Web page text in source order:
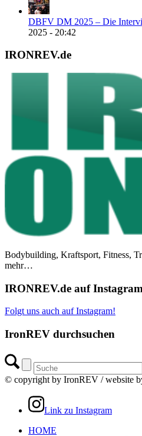
DBFV DM 2025 – Die
2025 - 20:42
IRONREV.de
Bodybuilding, Kraftsport, Fitness,
mehr…
IRONREV.de auf Instagram
Folgt uns auch auf Instagram!
IronREV durchsuchen
© copyright by IronREV / website
Link zu Instagram
HOME